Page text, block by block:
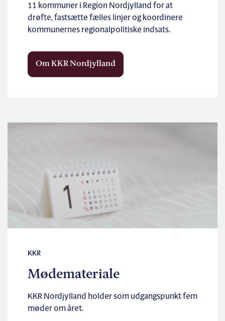
11 kommuner i Region Nordjylland for at
drøfte, fastsætte fælles linjer og koordinere
kommunernes regionalpolitiske indsats.
Om KKR Nordjylland
KKR
Mødemateriale
KKR Nordjylland holder som udgangspunkt fem
møder om året.